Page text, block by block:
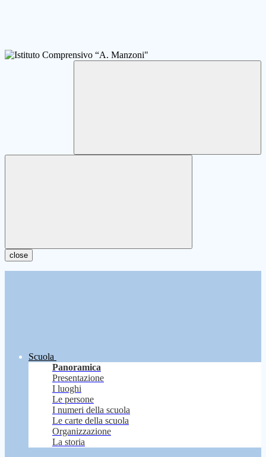
close
Scuola
Panoramica
Presentazione
I luoghi
Le persone
I numeri della scuola
Le carte della scuola
Organizzazione
La storia